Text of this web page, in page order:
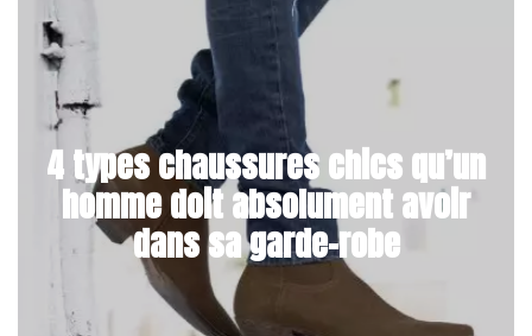
4 types chaussures chics qu’un
homme doit absolument avoir
dans sa garde-robe